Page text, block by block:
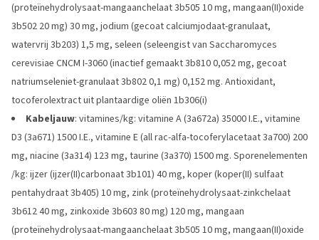
(proteïnehydrolysaat-mangaanchelaat 3b505 10 mg, mangaan(II)oxide
3b502 20 mg) 30 mg, jodium (gecoat calciumjodaat-granulaat,
watervrij 3b203) 1,5 mg, seleen (seleengist van Saccharomyces
cerevisiae CNCM I-3060 (inactief gemaakt 3b810 0,052 mg, gecoat
natriumseleniet-granulaat 3b802 0,1 mg) 0,152 mg. Antioxidant,
tocoferolextract uit plantaardige oliën 1b306(i)
Kabeljauw: vitamines/kg: vitamine A (3a672a) 35000 I.E., vitamine
D3 (3a671) 1500 I.E., vitamine E (all rac-alfa-tocoferylacetaat 3a700) 200
mg, niacine (3a314) 123 mg, taurine (3a370) 1500 mg. Sporenelementen
/kg: ijzer (ijzer(II)carbonaat 3b101) 40 mg, koper (koper(II) sulfaat
pentahydraat 3b405) 10 mg, zink (proteïnehydrolysaat-zinkchelaat
3b612 40 mg, zinkoxide 3b603 80 mg) 120 mg, mangaan
(proteïnehydrolysaat-mangaanchelaat 3b505 10 mg, mangaan(II)oxide